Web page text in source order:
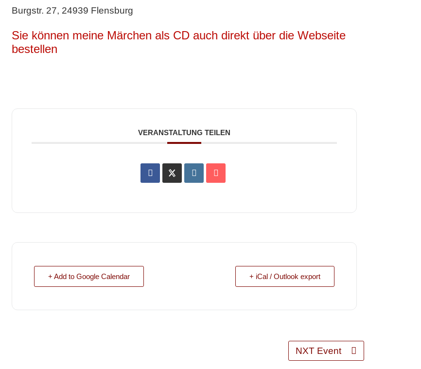
Burgstr. 27, 24939 Flensburg
Sie können meine Märchen als CD auch direkt über die Webseite
bestellen
VERANSTALTUNG TEILEN
+ Add to Google Calendar + iCal / Outlook export
NXT Event